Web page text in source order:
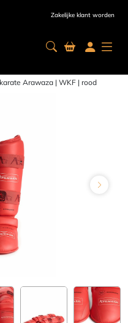
Zakelijke klant worden
Arawaza | WKF | rood